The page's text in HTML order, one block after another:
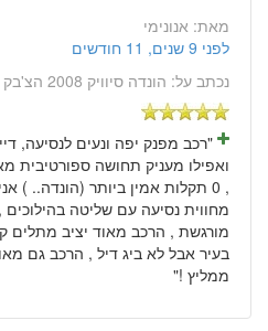
מאת: אנונימי
לפני 9 שנים, 11 חודשים
נכתב על: הונדה סיוויק 2008 הצ'בק 5 דלתות
"רכב מפנק יפה ונעים לנסיעה,
ואפילו מעניק תחושה ספורטיבית
, 0 תקלות אמין ביותר (הונדה.. )
מחווית נסיעה עם שליטה
מורגשת , הרכב מאוד יציב מתלים
בעיר אבל לא ביג דיל , הרכב גם
ממליץ !"